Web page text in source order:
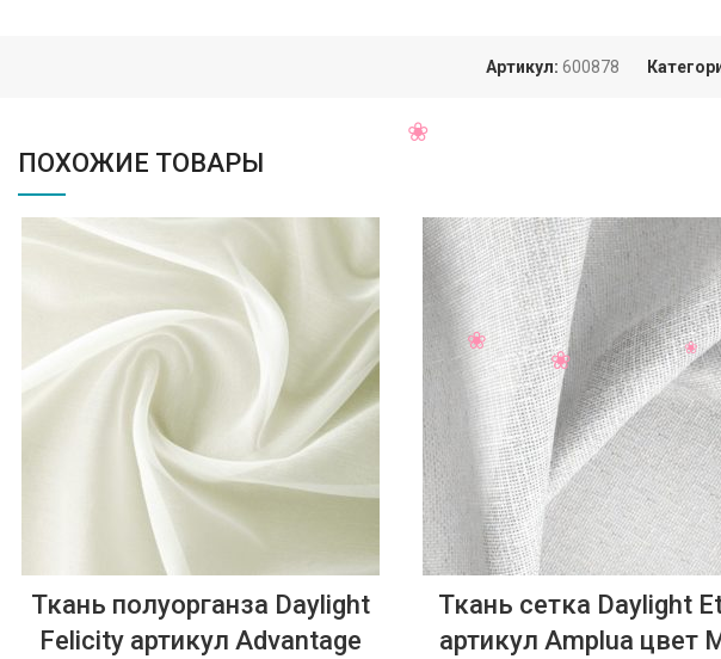
Артикул: 600878
ПОХОЖИЕ ТОВАРЫ
Ткань полуорганза Daylight
Felicity артикул Advantage
Ткань сетка Daylight
артикул Amplua цвет